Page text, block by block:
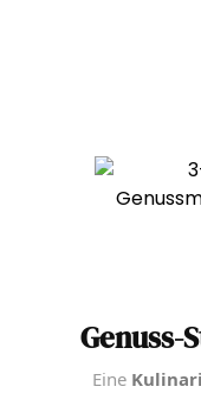
Genuss-
Eine